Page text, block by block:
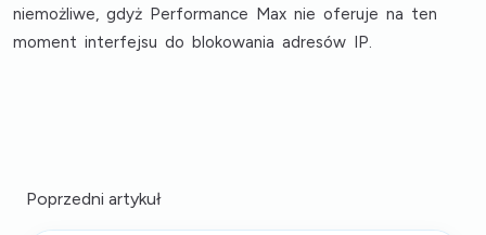
niemożliwe, gdyż Performance Max nie oferuje na ten
moment interfejsu do blokowania adresów IP.
Poprzedni artykuł